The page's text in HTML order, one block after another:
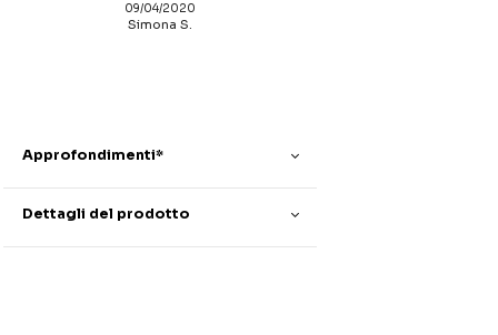
09/04/2020
Simona S.
Approfondimenti*
Dettagli del prodotto